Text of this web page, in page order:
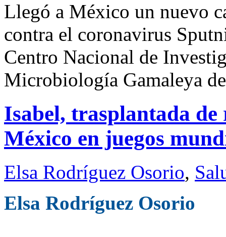
Llegó a México un nuevo
contra el coronavirus
Centro Nacional de
Microbiología Gamaleya
Isabel, trasplantada
México en juegos
Elsa Rodríguez Osorio,
Elsa Rodríguez Osorio